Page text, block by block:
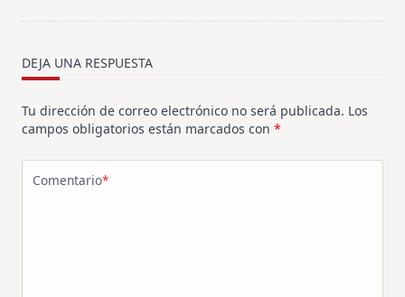
DEJA UNA RESPUESTA
Tu dirección de correo electrónico no será publicada. Los
campos obligatorios están marcados con *
Comentario*